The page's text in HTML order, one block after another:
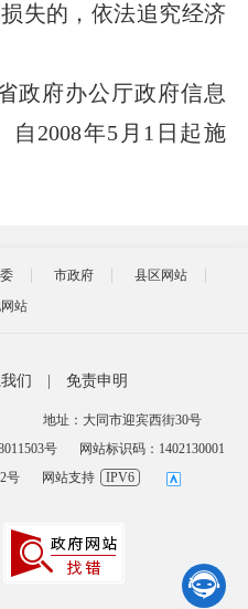

失的，依法追究经济
府办公厅政府信息
2008年5月1日起施
市政府
县区网站
站
们 免责申明
地址：大同市迎宾西街30号
号
网站标识码：1402130001
号
网站支持 IPV6